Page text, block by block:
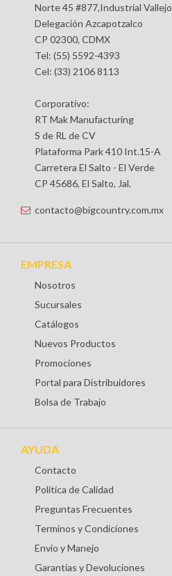
Norte 45 #877,Industrial Vallejo
Delegación Azcapotzalco
CP 02300, CDMX
Tel: (55) 5592-4393
Cel: (33) 2106 8113
Corporativo:
RT Mak Manufacturing
S de RL de CV
Plataforma Park 410 Int.15-A
Carretera El Salto - El Verde
CP 45686, El Salto, Jal.
contacto@bigcountry.com.mx
EMPRESA
Nosotros
Sucursales
Catálogos
Nuevos Productos
Promociones
Portal para Distribuidores
Bolsa de Trabajo
AYUDA
Contacto
Política de Calidad
Preguntas Frecuentes
Terminos y Condiciones
Envio y Manejo
Garantías y Devoluciones